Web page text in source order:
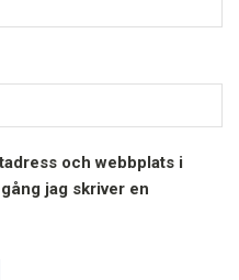
och webbplats i
jag skriver en